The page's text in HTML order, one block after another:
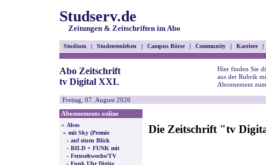
Studserv.de
Zeitungen & Zeitschriften im Abo
Studium | Studentenleben | Campus Börse | Community | Karriere |
Abo Zeitschrift
tv Digital XXL
Hier finden Sie
aus der Rubrik
Abonnement
Freitag, 07. August 2026
Abonnements online
» Abos
» mit Sky (Premie
- auf einen Blick
- BILD + FUNK mit
- Fernsehwoche/TV
- Funk Uhr Digita
Die Zeitschrift "tv